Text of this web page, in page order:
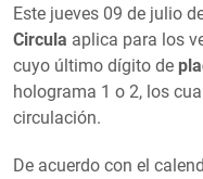
Este jueves 09 de julio
Circula aplica para los
cuyo último dígito de
holograma 1 o 2, los
circulación.
De acuerdo con el